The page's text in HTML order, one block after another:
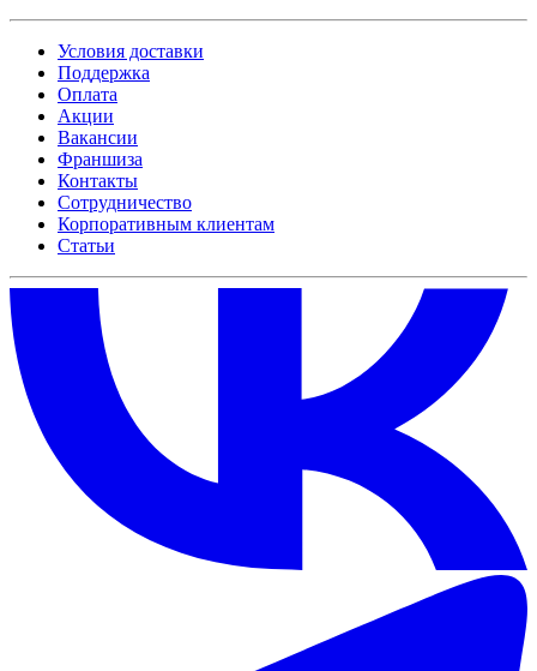
Условия доставки
Поддержка
Оплата
Акции
Вакансии
Франшиза
Контакты
Сотрудничество
Корпоративным клиентам
Статьи